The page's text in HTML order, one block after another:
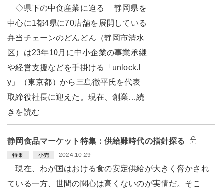
◇県下の中食産業に迫る 静岡県を
中心に1都4県に70店舗を展開している
弁当チェーンのどんどん（静岡市清水
区）は23年10月に中小企業の事業承継
や経営支援などを手掛ける「unlock.l
y」（東京都）から三島徹平氏を代表
取締役社長に迎えた。現在、創業…続
きを読む
静岡食品マーケット特集：供給難時代の指針探る
特集 小売 2024.10.29
現在、わが国はおける食の安定供給が大きく脅かされ
ている一方、世間の関心は高くないのが実情だ。そこ